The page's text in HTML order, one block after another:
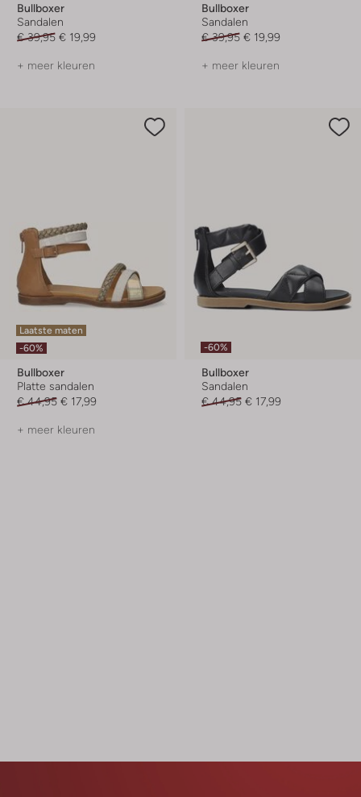
Bullboxer
Sandalen
€ 39,95 € 19,99
+ meer kleuren
Bullboxer
Sandalen
€ 39,95 € 19,99
+ meer kleuren
Laatste maten
-60%
Bullboxer
Platte sandalen
€ 44,95 € 17,99
+ meer kleuren
-60%
Bullboxer
Sandalen
€ 44,95 € 17,99